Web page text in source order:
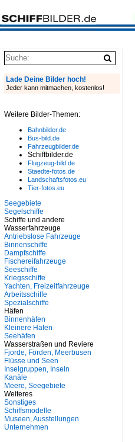
Lade Deine Bilder hoch!
Jeder kann mitmachen, kostenlos!
Weitere Bilder-Themen:
Bahnbilder.de
Bus-bild.de
Fahrzeugbilder.de
Schiffbilder.de
Flugzeug-bild.de
Staedte-fotos.de
Landschaftsfotos.eu
Tier-fotos.eu
Seegebiete
Segelschiffe
Schiffe und andere
Wasserfahrzeuge
Antriebslose Fahrzeuge
Binnenschiffe
Dampfschiffe
Fischereifahrzeuge
Seeschiffe
Kriegsschiffe
Yachten, Freizeitfahrzeuge
Arbeitsschiffe
Spezialschiffe
Häfen
Binnenhäfen
Kleinere Häfen
Seehäfen
Wasserstraßen und Reviere
Fjorde, Förden, Meerbusen
Flüsse und Seen
Inselgruppen, Inseln
Kanäle
Meere, Seegebiete
Weiteres
Sonstiges
Schiffsmodelle
Museen, Ausstellungen
Unternehmen